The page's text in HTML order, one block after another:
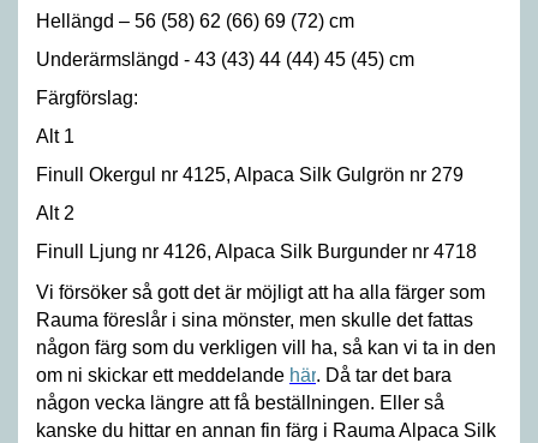
Hellängd – 56 (58) 62 (66) 69 (72) cm
Underärmslängd - 43 (43) 44 (44) 45 (45) cm
Färgförslag:
Alt 1
Finull Okergul nr 4125, Alpaca Silk Gulgrön nr 279
Alt 2
Finull Ljung nr 4126, Alpaca Silk Burgunder nr 4718
Vi försöker så gott det är möjligt att ha alla färger som
Rauma föreslår i sina mönster, men skulle det fattas
någon färg som du verkligen vill ha, så kan vi ta in den
om ni skickar ett meddelande här. Då tar det bara
någon vecka längre att få beställningen. Eller så
kanske du hittar en annan fin färg i Rauma Alpaca Silk